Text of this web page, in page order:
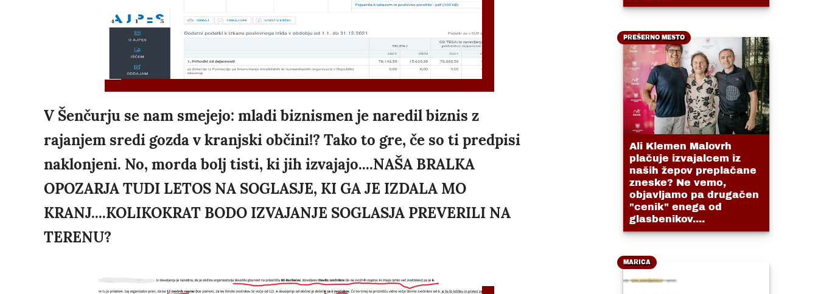
V Šenčurju se nam smejejo: mladi biznismen je naredil biznis z
rajanjem sredi gozda v kranjski občini!? Tako to gre, če so ti predpisi
naklonjeni. No, morda bolj tisti, ki jih izvajajo....NAŠA BRALKA
OPOZARJA TUDI LETOS NA SOGLASJE, KI GA JE IZDALA MO
KRANJ....KOLIKOKRAT BODO IZVAJANJE SOGLASJA PREVERILI NA
TERENU?
PREŠERNO MESTO
Ali Klemen Malovrh
plačuje izvajalcem iz
naših žepov preplačane
zneske? Ne vemo,
objavljamo pa drugačen
"cenik" enega od
glasbenikov....
MARICA